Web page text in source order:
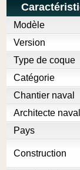
Modèle
Version
Type de coque
Catégorie
Chantier naval
Architecte naval
Pays
Construction